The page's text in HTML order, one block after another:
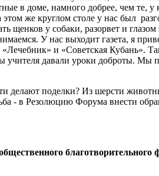
в доме, намного добрее, чем те, у
же круглом столе у нас был
щенков у собаки, разорвет и
У нас выходит газета, я
и «Советская Кубань».
давали уроки доброты. Мы
делают поделки? Из шерсти
- в Резолюцию Форума внести